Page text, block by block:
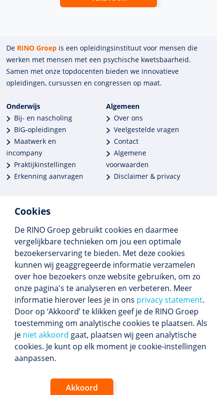
Cookies
De RINO Groep gebruikt cookies en daarmee
vergelijkbare technieken om jou een optimale
bezoekerservaring te bieden. Met deze cookies
kunnen wij geaggregeerde informatie verzamelen
over hoe bezoekers onze website gebruiken, om zo
onze pagina's te analyseren en verbeteren. Meer
informatie hierover lees je in ons privacy statement.
Door op ‘Akkoord’ te klikken geef je de RINO Groep
toestemming om analytische cookies te plaatsen. Als
je niet akkoord gaat, plaatsen wij geen analytische
cookies. Je kunt op elk moment je cookie-instellingen
aanpassen.
Akkoord
De RINO Groep is een opleidings­insti­tuut voor mensen die
werken met mensen met een psychische kwets­baar­heid.
Samen met onze top­docenten bieden we innova­tieve
opleidingen, cursussen en congres­sen op maat.
Onderwijs
Bij- en nascholing
BIG-opleidingen
Maatwerk en
incompany
Praktijkinstellingen
Erkenning aanvragen
Algemeen
Over ons
Veelgestelde vragen
Contact
Algemene
voorwaarden
Disclaimer & privacy
Meer dan 250 opleidingen
Alle BIG-opleidingen in huis
Cedeo-erkend en CRKBO-geregistreerd
Gemiddelde beoordeling 8,4
Volg ons
Blijf op de hoogte van het (nieuwe) scholings­
aanbod en ons laatste nieuws.